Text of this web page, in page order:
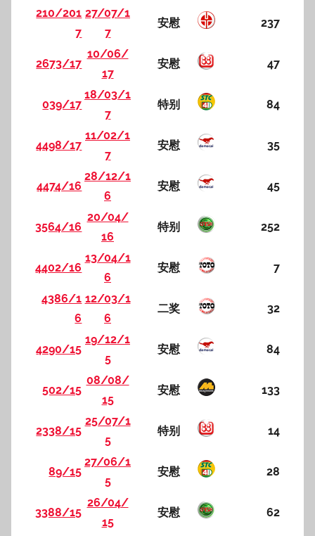
210/201
7
27/07/1
7
安慰 237
2673/17
10/06/
17
安慰 47
039/17
18/03/1
7
特别 84
4498/17
11/02/1
7
安慰 35
4474/16
28/12/1
6
安慰 45
3564/16
20/04/
16
特别 252
4402/16
13/04/1
6
安慰 7
4386/1
6
12/03/1
6
二奖 32
4290/15
19/12/1
5
安慰 84
502/15
08/08/
15
安慰 133
2338/15
25/07/1
5
特别 14
89/15
27/06/1
5
安慰 28
3388/15
26/04/
15
安慰 62